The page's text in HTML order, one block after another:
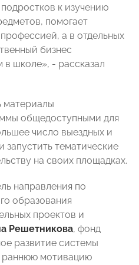
к изучению
помогает
а в отдельных
бизнес
в школе», - рассказал
материалы
общедоступными для
число выездных и
запустить тематические
на своих площадках.
направления по
образования
проектов и
Решетникова, фонд
развитие системы
мотивацию